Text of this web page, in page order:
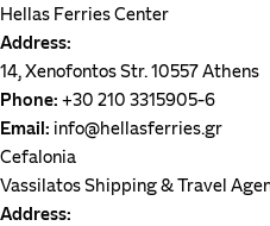
Solo
andata
Hellas Ferries Center
Address:
14, Xenofontos Str. 10557 Athens
Phone: +30 210 3315905-6
Email: info@hellasferries.gr
Cefalonia
Vassilatos Shipping & Travel
Address: